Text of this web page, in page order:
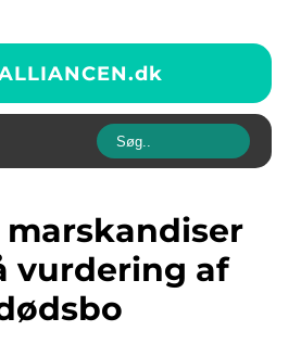
dk
vurdering af